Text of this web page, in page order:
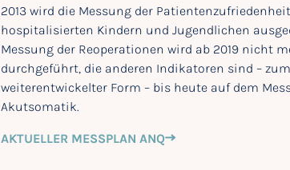
2013 wird die Messung der
hospitalisierten Kindern und Jugendlichen
Messung der Reoperationen wird ab 2019 nicht
durchgeführt, die anderen Indikatoren sind –
weiterentwickelter Form – bis heute auf dem
Akutsomatik.
AKTUELLER MESSPLAN ANQ